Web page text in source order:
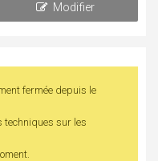
Modifier
fermée depuis le
techniques sur les